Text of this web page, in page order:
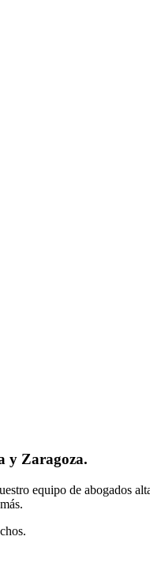
y Zaragoza.
equipo de abogados